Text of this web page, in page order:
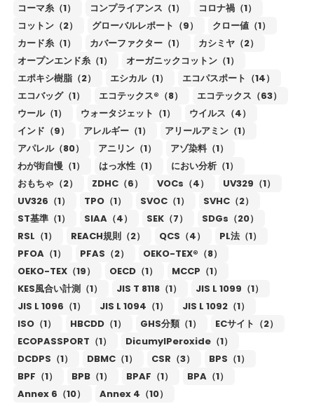
コーマ糸（1）
コンプライアンス（1）
コロナ禍（1）
コットン（2）
グローバルレポート（9）
クロー値（1）
カード糸（1）
カバーファクター（1）
カシミヤ（2）
オープンエンド糸（1）
オーガニックコットン（1）
エポキシ樹脂（2）
エシカル（1）
エコパスポート（14）
エコバッグ（1）
エコテックス®（8）
エコテックス（63）
ウール（1）
ウォータジェット（1）
ウイルス（4）
インド（9）
アレルギー（1）
アリールアミン（1）
アパレル（80）
アニリン（1）
アゾ染料（1）
わが街自慢（1）
はっ水性（1）
におい分析（1）
おもちゃ（2）
ZDHC（6） VOCs（4）
UV329（1）
UV326（1）
TPO（1） SVOC（1）
SVHC（2）
ST基準（1）
SIAA（4） SEK（7）
SDGs（20）
RSL（1）
REACH規則（2） QCS（4）
PL法（1）
PFOA（1）
PFAS（2）
OEKO-TEX®（8）
OEKO-TEX（19）
OECD（1）
MCCP（1）
KES風合い計測（1）
JIS T 8118（1）
JIS L 1099（1）
JIS L 1096（1）
JIS L 1094（1）
JIS L 1092（1）
ISO（1）
HBCDD（1） GHS分類（1）
ECサイト（2）
ECOPASSPORT（1）
DicumylPeroxide（1）
DCDPS（1）
DBMC（1） CSR（3）
BPS（1）
BPF（1）
BPB（1） BPAF（1）
BPA（1）
Annex 6（10）
Annex 4（10）